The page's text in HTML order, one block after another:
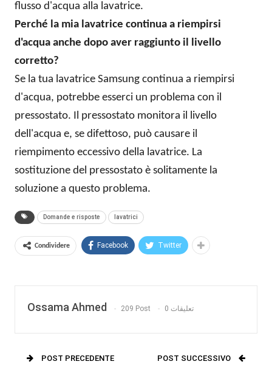
flusso d'acqua alla lavatrice.
Perché la mia lavatrice continua a riempirsi
d'acqua anche dopo aver raggiunto il livello
corretto?
Se la tua lavatrice Samsung continua a riempirsi
d'acqua, potrebbe esserci un problema con il
pressostato. Il pressostato monitora il livello
dell'acqua e, se difettoso, può causare il
riempimento eccessivo della lavatrice. La
sostituzione del pressostato è solitamente la
soluzione a questo problema.
Domande e risposte lavatrici
Condividere Facebook Twitter
Ossama Ahmed 209 Post 0 تعليقات
POST PRECEDENTE
POST SUCCESSIVO